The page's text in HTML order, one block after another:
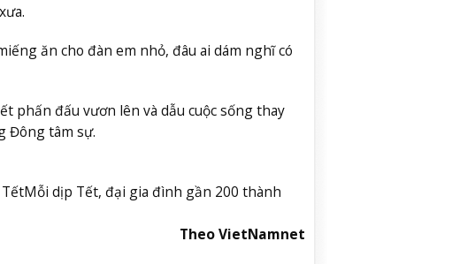
ăn cho đàn em nhỏ, đâu ai dám nghĩ có
phấn đấu vươn lên và dẫu cuộc sống thay
Đông tâm sự.
Mỗi dịp Tết, đại gia đình gần 200 thành
Theo VietNamnet